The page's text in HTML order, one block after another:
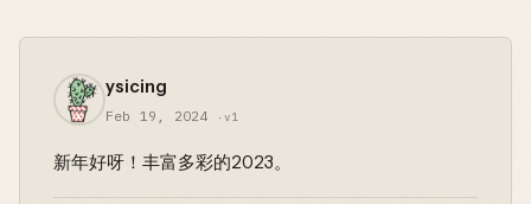
ysicing
Feb 19, 2024 ·v1
新年好呀！丰富多彩的2023。